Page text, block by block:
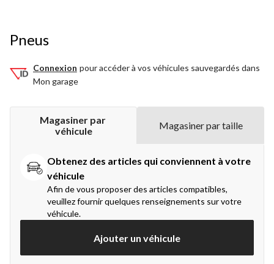
Pneus
Connexion pour accéder à vos véhicules sauvegardés dans
Mon garage
Magasiner par
véhicule
Magasiner par taille
Obtenez des articles qui conviennent à votre
véhicule
Afin de vous proposer des articles compatibles,
veuillez fournir quelques renseignements sur votre
véhicule.
Ajouter un véhicule